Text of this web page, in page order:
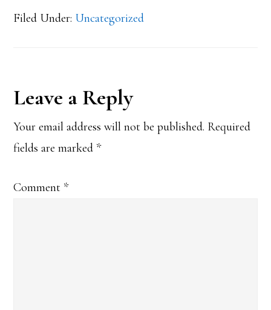
Filed Under: Uncategorized
Reader
Interactions
Leave a Reply
Your email address will not be published. Required
fields are marked *
Comment *